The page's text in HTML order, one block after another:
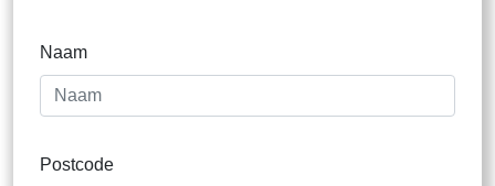
Naam
Postcode